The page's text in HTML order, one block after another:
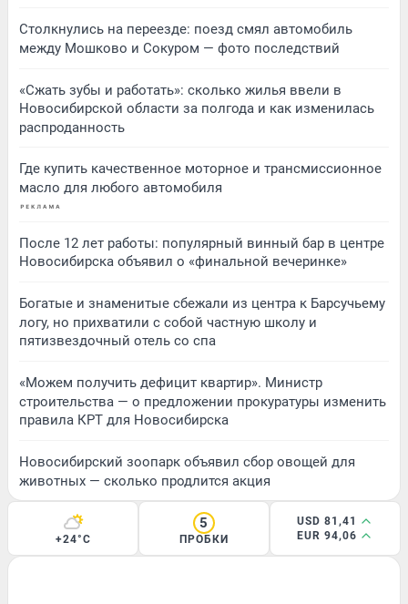
Столкнулись на переезде: поезд смял автомобиль
между Мошково и Сокуром — фото последствий
«Сжать зубы и работать»: сколько жилья ввели в
Новосибирской области за полгода и как изменилась
распроданность
Где купить качественное моторное и трансмиссионное
масло для любого автомобиля
После 12 лет работы: популярный винный бар в центре
Новосибирска объявил о «финальной вечеринке»
Богатые и знаменитые сбежали из центра к Барсучьему
логу, но прихватили с собой частную школу и
пятизвездочный отель со спа
«Можем получить дефицит квартир». Министр
строительства — о предложении прокуратуры изменить
правила КРТ для Новосибирска
Новосибирский зоопарк объявил сбор овощей для
животных — сколько продлится акция
+24°C
5
ПРОБКИ
USD 81,41
EUR 94,06